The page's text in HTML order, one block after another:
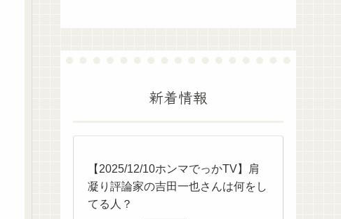
新着情報
【2025/12/10ホンマでっかTV】肩
凝り評論家の吉田一也さんは何をし
てる人？